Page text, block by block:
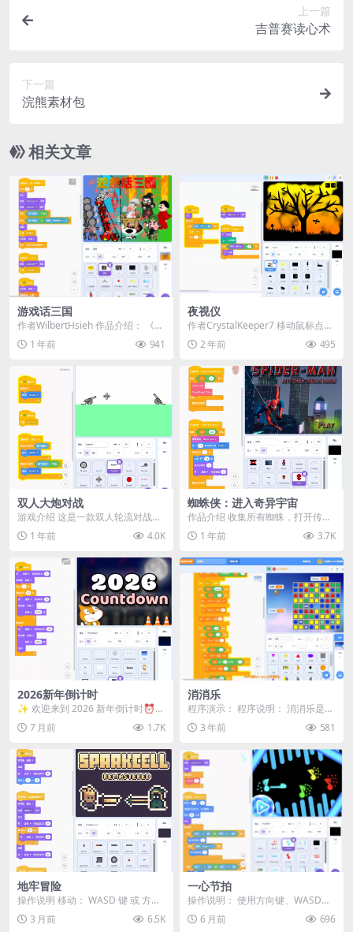
上一篇
吉普赛读心术
下一篇
浣熊素材包
相关文章
游戏话三国
作者WilbertHsieh 作品介绍： 《游
戏话三国》是一款结合动画与游戏
的创...1 年前 941
夜视仪
作者CrystalKeeper7 移动鼠标点亮
图片 （当前共有19张图片） 按空...
2 年前 495
​​双人大炮对战​
游戏介绍 这是一款双人轮流对战游
戏！玩家需要轮流调整炮弹的威力
和角度，看准时机点...
1 年前 4.0K
蜘蛛侠：进入奇异宇宙
作品介绍 收集所有蜘蛛，打开传送
门并击败BOSS，完成关卡。 操作
方法： 左右箭...
1 年前 3.7K
2026新年倒计时
✨ 欢迎来到 2026 新年倒计时⏰
请坐好，放松身心，享受此刻的美
好时光 ✨ ...
7 月前 1.7K
消消乐
程序演示： 程序说明： 消消乐是一
款经典的消除类游戏，玩家需要通
过点击鼠标来交换...
3 年前 581
地牢冒险
操作说明 移动： WASD 键 或 方向
键 近战攻击（剑）： 在敌人攻击范
围内时...
3 月前 6.5K
一心节拍
操作说明： 使用方向键、WASD键
或移动设备触控来移动！将你的剑
指向其他音符以摧...
6 月前 696